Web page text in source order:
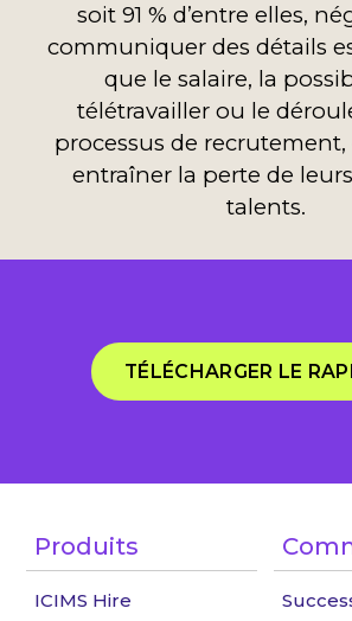
soit 91 % d’entre elles,
communiquer des détails
que le salaire, la
télétravailler ou le
processus de
entraîner la perte de
talents.
TÉLÉCHARGER LE
Produits
ICIMS Hire